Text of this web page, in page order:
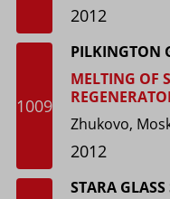
2012
1009
PILKINGTON
MELTING OF
Zhukovo,
2012
STARA